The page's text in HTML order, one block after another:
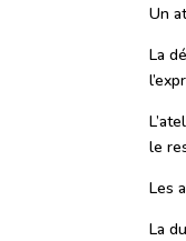
Un
La
le
Les
La